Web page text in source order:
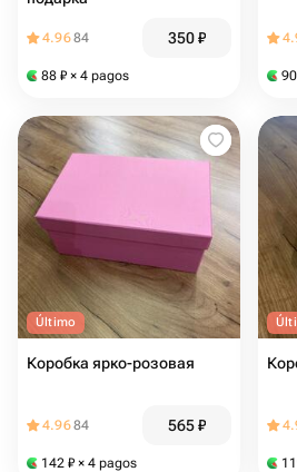
4.9684 350₽
88 ₽ × 4 pagos 90
Último
Коробка ярко-розовая
4.9684 565₽
142 ₽ × 4 pagos